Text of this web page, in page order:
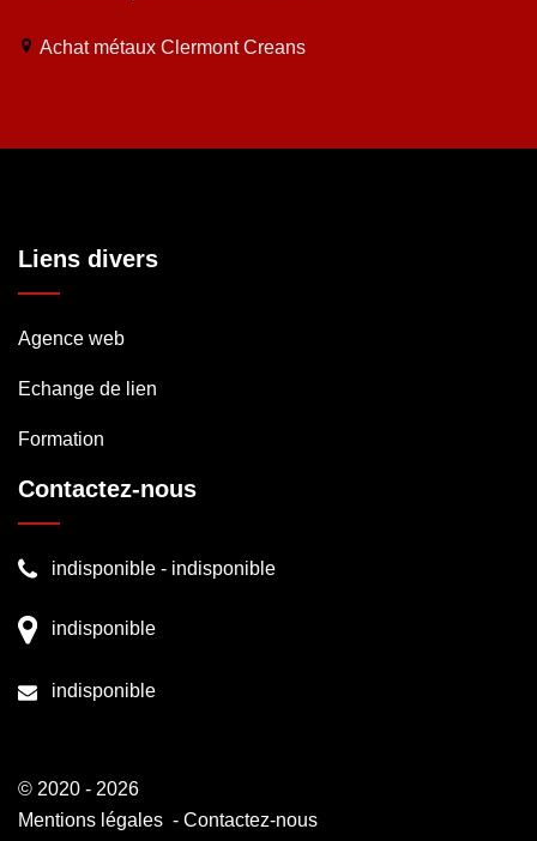
Achat métaux Clermont Creans
Liens divers
Agence web
Echange de lien
Formation
Contactez-nous
indisponible - indisponible
indisponible
indisponible
© 2020 - 2026
Mentions légales - Contactez-nous